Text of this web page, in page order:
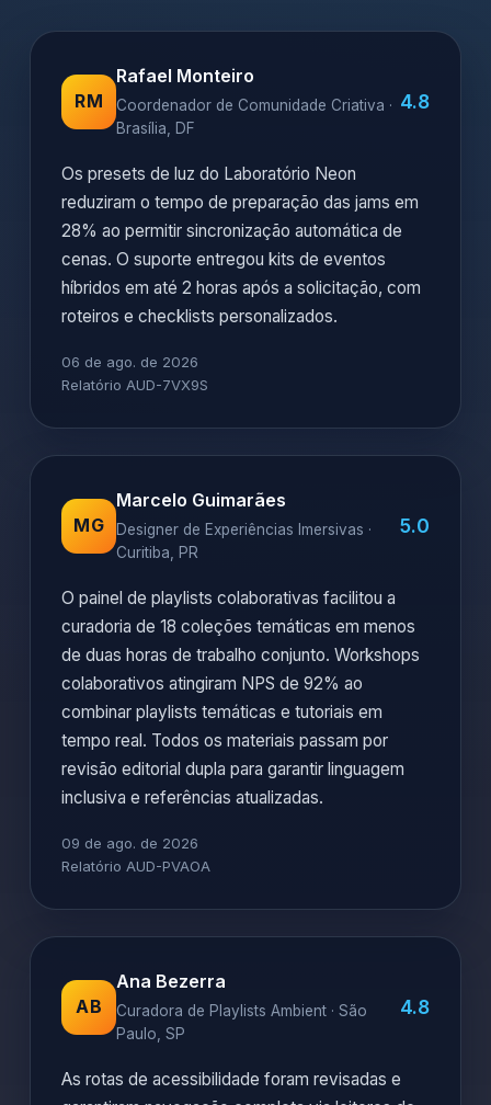
RM
Rafael Monteiro
Coordenador de Comunidade Criativa ·
Brasília, DF
4.8
Os presets de luz do Laboratório Neon
reduziram o tempo de preparação das jams em
28% ao permitir sincronização automática de
cenas. O suporte entregou kits de eventos
híbridos em até 2 horas após a solicitação, com
roteiros e checklists personalizados.
06 de ago. de 2026
Relatório AUD-7VX9S
MG
Marcelo Guimarães
Designer de Experiências Imersivas ·
Curitiba, PR
5.0
O painel de playlists colaborativas facilitou a
curadoria de 18 coleções temáticas em menos
de duas horas de trabalho conjunto. Workshops
colaborativos atingiram NPS de 92% ao
combinar playlists temáticas e tutoriais em
tempo real. Todos os materiais passam por
revisão editorial dupla para garantir linguagem
inclusiva e referências atualizadas.
09 de ago. de 2026
Relatório AUD-PVAOA
AB
Ana Bezerra
Curadora de Playlists Ambient · São
Paulo, SP
4.8
As rotas de acessibilidade foram revisadas e